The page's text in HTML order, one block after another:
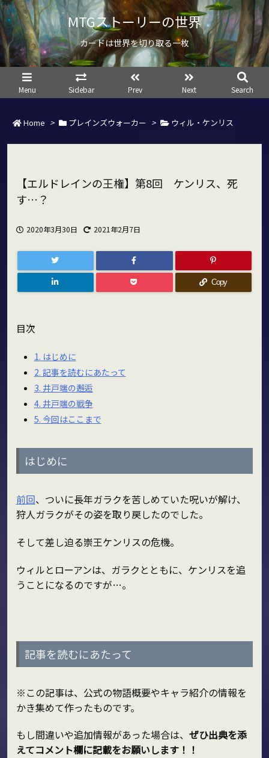
MTGストーリーの世界
カードは世界を切り取る一枚
Menu Sidebar Prev Next Search
Home > プレインズウォーカー > ウィル・ケンリス
【エルドレインの王権】第8回 ケンリス、死
す…？
2020年3月30日 2021年2月7日
Copy
目次
1. はじめに
2. 記事を読むにあたって
3. 井戸端の邂逅
4. 井戸端の戦争
5. 今回はここまで
はじめに
前回、ついに長年ガラクを苦しめていた呪いが解け、
狩人ガラクがその姿を取り戻したのでした。
そして差し迫る崇王ケンリスの危機。
ウィルとローアンは、ガラクとともに、ケンリスを追
うことになるのですが…。
記事を読むにあたって
※この記事は、公式の物語概要やキャラ紹介の情報を
かき集めて作ったものです。
もし間違いや追加情報があった場合は、 ぜひ出典を添
えてコメント欄に記載をお願いします！！